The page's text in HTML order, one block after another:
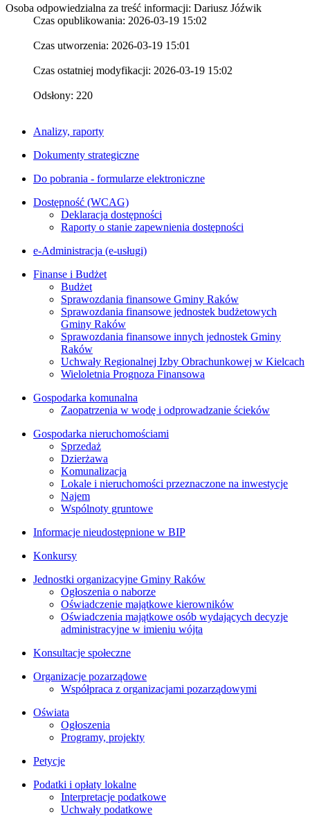
Osoba odpowiedzialna za treść informacji: Dariusz Jóźwik
Czas opublikowania: 2026-03-19 15:02
Czas utworzenia: 2026-03-19 15:01
Czas ostatniej modyfikacji: 2026-03-19 15:02
Odsłony: 220
Analizy, raporty
Dokumenty strategiczne
Do pobrania - formularze elektroniczne
Dostępność (WCAG)
Deklaracja dostępności
Raporty o stanie zapewnienia dostępności
e-Administracja (e-usługi)
Finanse i Budżet
Budżet
Sprawozdania finansowe Gminy Raków
Sprawozdania finansowe jednostek budżetowych
Gminy Raków
Sprawozdania finansowe innych jednostek Gminy
Raków
Uchwały Regionalnej Izby Obrachunkowej w Kielcach
Wieloletnia Prognoza Finansowa
Gospodarka komunalna
Zaopatrzenia w wodę i odprowadzanie ścieków
Gospodarka nieruchomościami
Sprzedaż
Dzierżawa
Komunalizacja
Lokale i nieruchomości przeznaczone na inwestycje
Najem
Wspólnoty gruntowe
Informacje nieudostępnione w BIP
Konkursy
Jednostki organizacyjne Gminy Raków
Ogłoszenia o naborze
Oświadczenie majątkowe kierowników
Oświadczenia majątkowe osób wydających decyzje
administracyjne w imieniu wójta
Konsultacje społeczne
Organizacje pozarządowe
Współpraca z organizacjami pozarządowymi
Oświata
Ogłoszenia
Programy, projekty
Petycje
Podatki i opłaty lokalne
Interpretacje podatkowe
Uchwały podatkowe